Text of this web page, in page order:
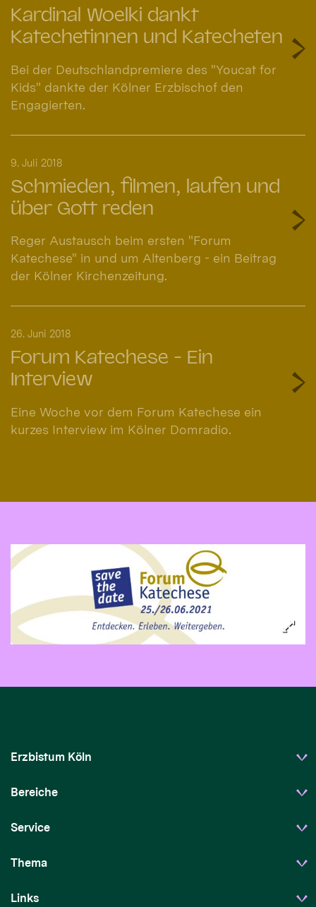
Kardinal Woelki dankt
Katechetinnen und Katecheten
Bei der Deutschlandpremiere des "Youcat for
Kids" dankte der Kölner Erzbischof den
Engagierten.
Schmieden, filmen, laufen und
über Gott reden
9. Juli 2018
Reger Austausch beim ersten "Forum
Katechese" in und um Altenberg - ein Beitrag
der Kölner Kirchenzeitung.
Forum Katechese - Ein
Interview
26. Juni 2018
Eine Woche vor dem Forum Katechese ein
kurzes Interview im Kölner Domradio.
Erzbistum Köln
Bereiche
Service
Thema
Links